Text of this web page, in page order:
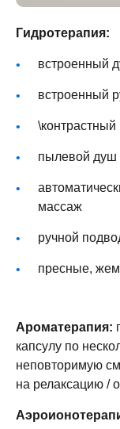
Гидротерапия:
встроенный
встроенный
пылевой душ
массаж
ручной
пресные,
Ароматерапия:
капсулу по
неповторимую
на релаксацию /